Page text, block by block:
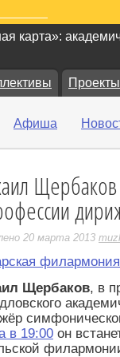
карта»:
Проекты
Афиша
20 марта 2013
филармония
Щербаков, в
в 19:00 он